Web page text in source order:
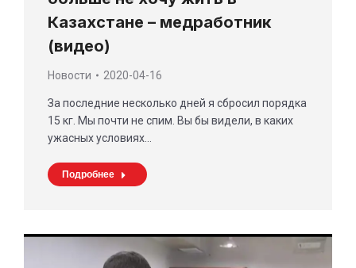
Казахстане – медработник
(видео)
Новости 2020-04-16
За последние несколько дней я сбросил порядка
15 кг. Мы почти не спим. Вы бы видели, в каких
ужасных условиях…
Подробнее